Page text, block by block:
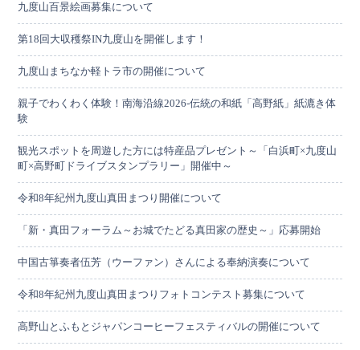
九度山百景絵画募集について
第18回大収穫祭IN九度山を開催します！
九度山まちなか軽トラ市の開催について
親子でわくわく体験！南海沿線2026-伝統の和紙「高野紙」紙漉き体
験
観光スポットを周遊した方には特産品プレゼント～「白浜町×九度山
町×高野町ドライブスタンプラリー」開催中～
令和8年紀州九度山真田まつり開催について
「新・真田フォーラム～お城でたどる真田家の歴史～」応募開始
中国古箏奏者伍芳（ウーファン）さんによる奉納演奏について
令和8年紀州九度山真田まつりフォトコンテスト募集について
高野山とふもとジャパンコーヒーフェスティバルの開催について